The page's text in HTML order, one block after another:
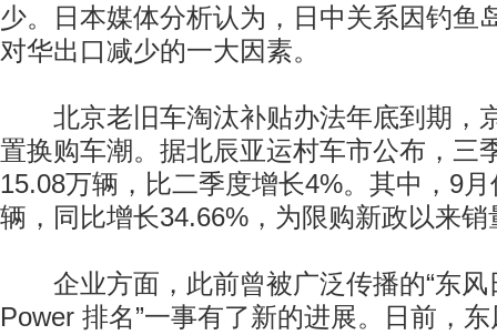
少。日本媒体分析认为，日中关系因钓鱼
对华出口减少的一大因素。
北京老旧车淘汰补贴办法年底到期，
置换购车潮。据北辰亚运村车市公布，三
15.08万辆，比二季度增长4%。其中，9
辆，同比增长34.66%，为限购新政以来
企业方面，此前曾被广泛传播的“东风
Power 排名”一事有了新的进展。日前，